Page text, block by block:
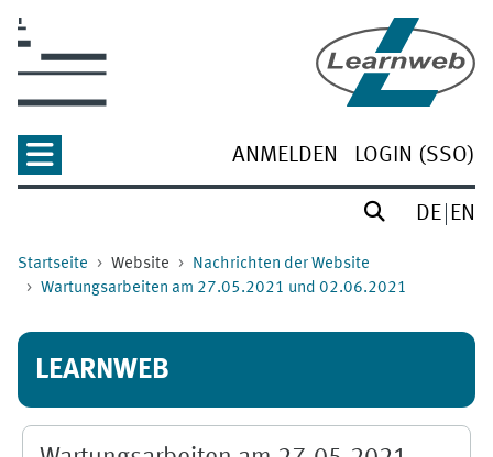
ANMELDEN LOGIN (SSO)
DE EN
Startseite Website
Nachrichten der Website
Wartungsarbeiten am 27.05.2021 und 02.06.2021
LEARNWEB